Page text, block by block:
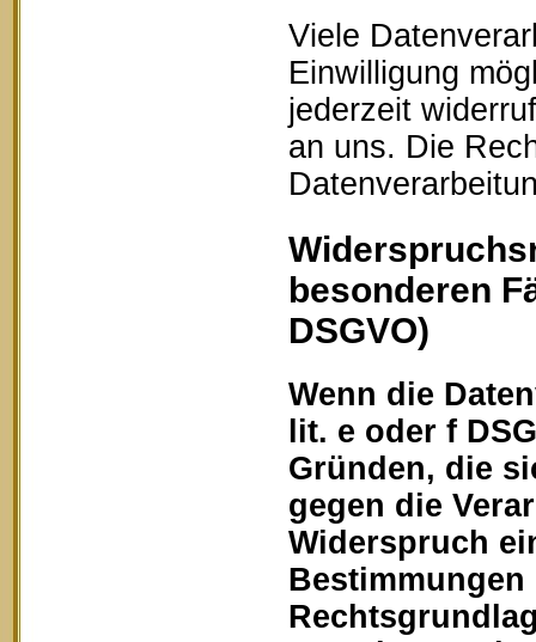
Viele
Einwilligung
jederzeit
an uns. Die
besonderen
DSGVO)
Wenn die
lit. e oder f
Gründen, die
gegen die
Widerspruch